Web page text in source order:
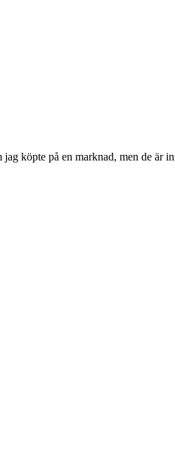
köpte på en marknad, men de